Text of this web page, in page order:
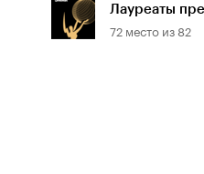
Лауреаты
72 место из 82